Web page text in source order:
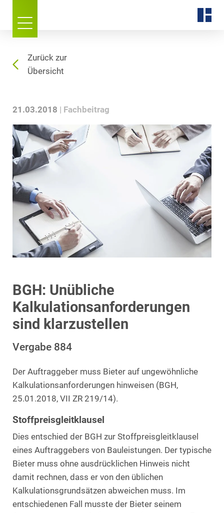
Zurück zur
Übersicht
21.03.2018 Fachbeitrag
BGH: Unübliche
Kalkulationsanforderungen
sind klarzustellen
Vergabe 884
Der Auftraggeber muss Bieter auf ungewöhnliche
Kalkulationsanforderungen hinweisen (BGH,
25.01.2018, VII ZR 219/14).
Stoffpreisgleitklausel
Dies entschied der BGH zur Stoffpreisgleitklausel
eines Auftraggebers von Bauleistungen. Der typische
Bieter muss ohne ausdrücklichen Hinweis nicht
damit rechnen, dass er von den üblichen
Kalkulationsgrundsätzen abweichen muss. Im
entschiedenen Fall musste der Bieter seinem